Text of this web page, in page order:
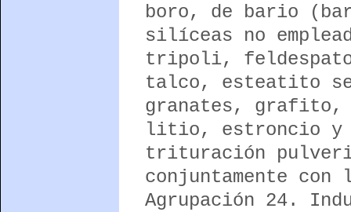
boro, de bario
silíceas no
tripoli,
talco, esteatito
granates, grafito,
litio, estroncio y
trituración
conjuntamente
Agrupación 24.